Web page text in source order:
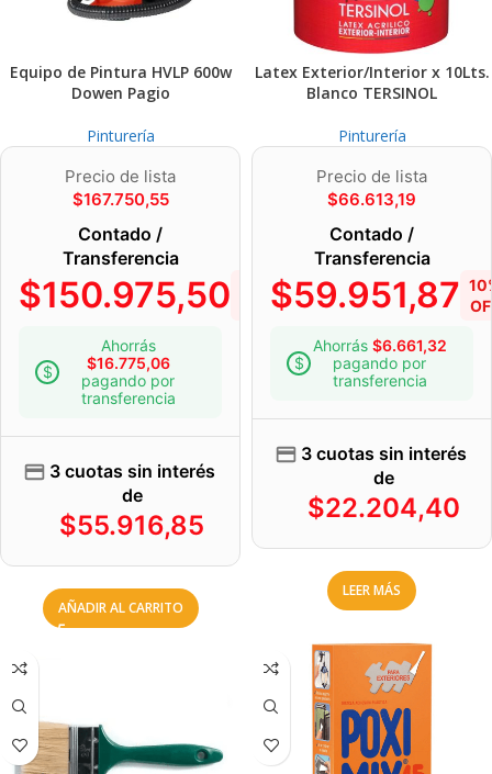
Equipo de Pintura HVLP 600w
Dowen Pagio
Pinturería
Precio de lista
$167.750,55
Contado /
Transferencia
$150.975,50
Ahorrás
$16.775,06
pagando por
transferencia
3 cuotas sin interés
de
$55.916,85
AÑADIR AL CARRITO
Latex Exterior/Interior x 10Lts.
Blanco TERSINOL
Pinturería
Precio de lista
$66.613,19
Contado /
Transferencia
$59.951,87
Ahorrás $6.661,32
pagando por
transferencia
3 cuotas sin interés
de
$22.204,40
LEER MÁS